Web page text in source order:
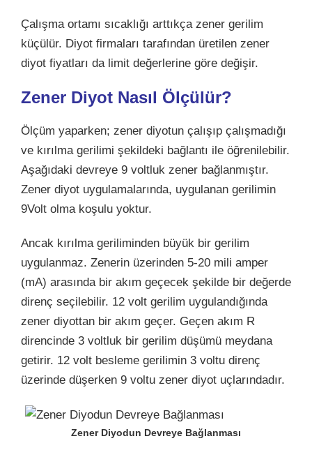
Çalışma ortamı sıcaklığı arttıkça zener gerilim
küçülür. Diyot firmaları tarafından üretilen zener
diyot fiyatları da limit değerlerine göre değişir.
Zener Diyot Nasıl Ölçülür?
Ölçüm yaparken; zener diyotun çalışıp çalışmadığı
ve kırılma gerilimi şekildeki bağlantı ile öğrenilebilir.
Aşağıdaki devreye 9 voltluk zener bağlanmıştır.
Zener diyot uygulamalarında, uygulanan gerilimin
9Volt olma koşulu yoktur.
Ancak kırılma geriliminden büyük bir gerilim
uygulanmaz. Zenerin üzerinden 5-20 mili amper
(mA) arasında bir akım geçecek şekilde bir değerde
direnç seçilebilir. 12 volt gerilim uygulandığında
zener diyottan bir akım geçer. Geçen akım R
direncinde 3 voltluk bir gerilim düşümü meydana
getirir. 12 volt besleme gerilimin 3 voltu direnç
üzerinde düşerken 9 voltu zener diyot uçlarındadır.
Zener Diyodun Devreye Bağlanması